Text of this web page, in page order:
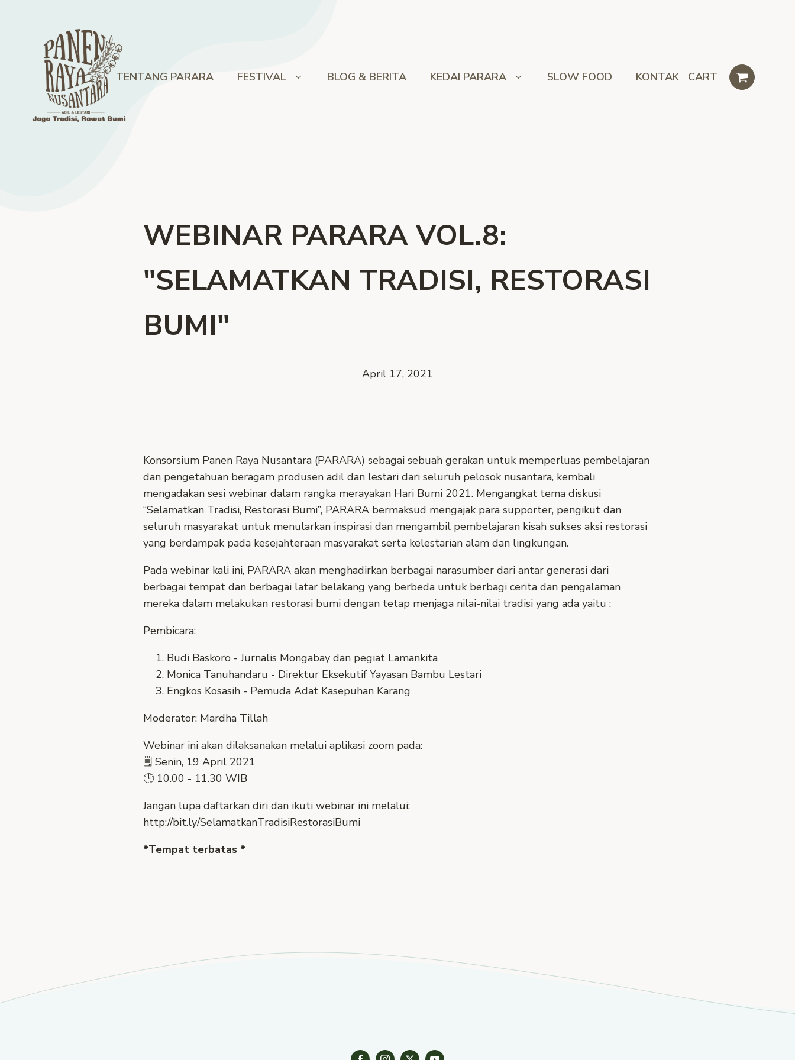
TENTANG PARARA FESTIVAL BLOG & BERITA KEDAI PARARA SLOW FOOD KONTAK CART
WEBINAR PARARA VOL.8:
"SELAMATKAN TRADISI, RESTORASI
BUMI"
April 17, 2021
Konsorsium Panen Raya Nusantara (PARARA) sebagai sebuah gerakan untuk memperluas pembelajaran
dan pengetahuan beragam produsen adil dan lestari dari seluruh pelosok nusantara, kembali
mengadakan sesi webinar dalam rangka merayakan Hari Bumi 2021. Mengangkat tema diskusi
“Selamatkan Tradisi, Restorasi Bumi”, PARARA bermaksud mengajak para supporter, pengikut dan
seluruh masyarakat untuk menularkan inspirasi dan mengambil pembelajaran kisah sukses aksi restorasi
yang berdampak pada kesejahteraan masyarakat serta kelestarian alam dan lingkungan.
Pada webinar kali ini, PARARA akan menghadirkan berbagai narasumber dari antar generasi dari
berbagai tempat dan berbagai latar belakang yang berbeda untuk berbagi cerita dan pengalaman
mereka dalam melakukan restorasi bumi dengan tetap menjaga nilai-nilai tradisi yang ada yaitu :
Pembicara:
Budi Baskoro - Jurnalis Mongabay dan pegiat Lamankita
Monica Tanuhandaru - Direktur Eksekutif Yayasan Bambu Lestari
Engkos Kosasih - Pemuda Adat Kasepuhan Karang
Moderator: Mardha Tillah
Webinar ini akan dilaksanakan melalui aplikasi zoom pada:
🗒️ Senin, 19 April 2021
🕒 10.00 - 11.30 WIB
Jangan lupa daftarkan diri dan ikuti webinar ini melalui:
http://bit.ly/SelamatkanTradisiRestorasiBumi
*Tempat terbatas *